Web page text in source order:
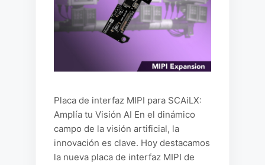
Placa de interfaz MIPI para SCAiLX:
Amplía tu Visión AI En el dinámico
campo de la visión artificial, la
innovación es clave. Hoy destacamos
la nueva placa de interfaz MIPI de